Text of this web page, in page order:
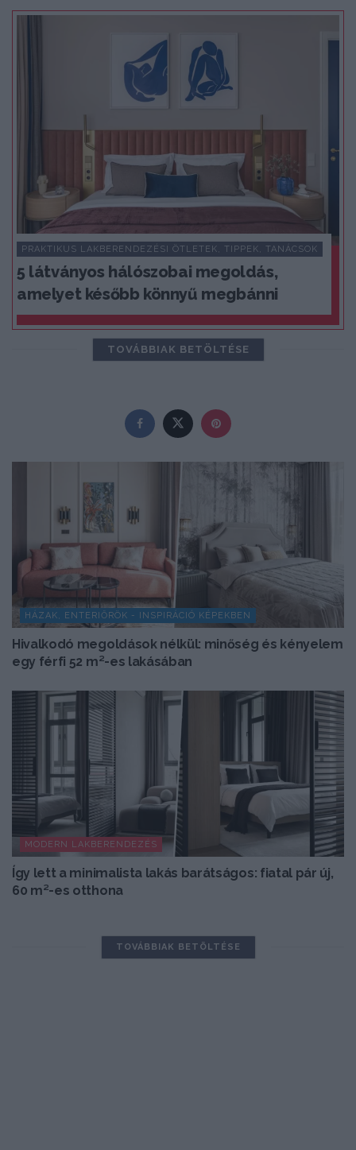
PRAKTIKUS LAKBERENDEZÉSI ÖTLETEK, TIPPEK, TANÁCSOK
5 látványos hálószobai megoldás,
amelyet később könnyű megbánni
TOVÁBBIAK BETÖLTÉSE
HÁZAK, ENTERIŐRÖK - INSPIRÁCIÓ KÉPEKBEN
Hivalkodó megoldások nélkül: minőség és kényelem
egy férfi 52 m²-es lakásában
MODERN LAKBERENDEZÉS
Így lett a minimalista lakás barátságos: fiatal pár új,
60 m²-es otthona
TOVÁBBIAK BETÖLTÉSE